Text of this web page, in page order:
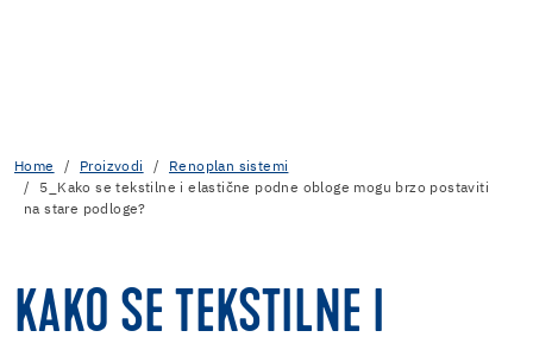
Home Proizvodi
Renoplan sistemi
5_Kako se tekstilne i elastične podne obloge mogu brzo postaviti
na stare podloge?
KAKO SE TEKSTILNE I